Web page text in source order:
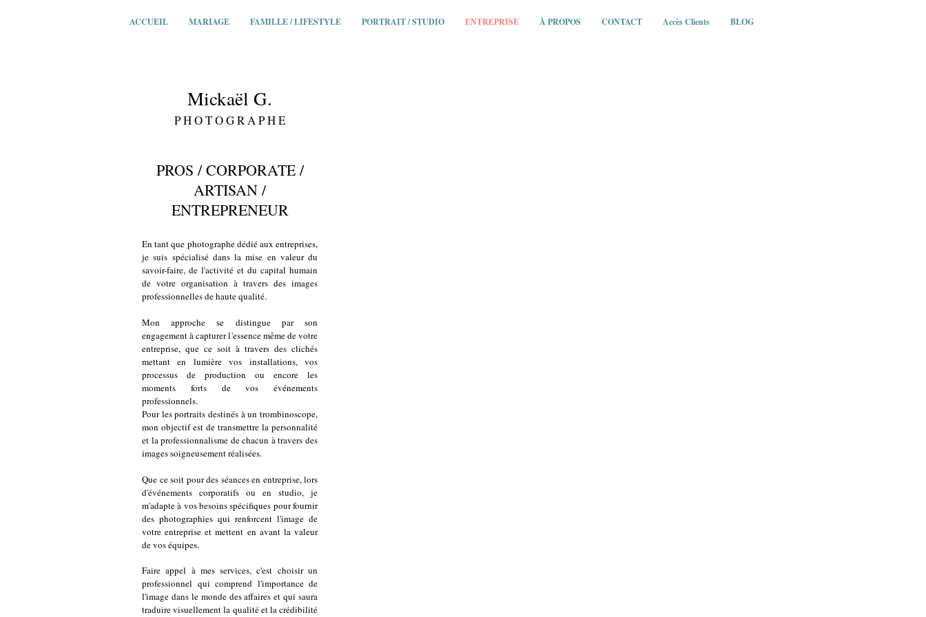
ACCUEIL MARIAGE FAMILLE / LIFESTYLE PORTRAIT / STUDIO ENTREPRISE À PROPOS CONTACT Accès Clients BLOG
Mickaël G.
P H O T O G R A P H E
PROS / CORPORATE /
ARTISAN /
ENTREPRENEUR
En tant que photographe dédié aux entreprises,
je suis spécialisé dans la mise en valeur du
savoir-faire, de l'activité et du capital humain
de votre organisation à travers des images
professionnelles de haute qualité.
Mon approche se distingue par son
engagement à capturer l'essence même de votre
entreprise, que ce soit à travers des clichés
mettant en lumière vos installations, vos
processus de production ou encore les
moments forts de vos événements
professionnels.
Pour les portraits destinés à un trombinoscope,
mon objectif est de transmettre la personnalité
et la professionnalisme de chacun à travers des
images soigneusement réalisées.
Que ce soit pour des séances en entreprise, lors
d'événements corporatifs ou en studio, je
m'adapte à vos besoins spécifiques pour fournir
des photographies qui renforcent l'image de
votre entreprise et mettent en avant la valeur
de vos équipes.
Faire appel à mes services, c'est choisir un
professionnel qui comprend l'importance de
l'image dans le monde des affaires et qui saura
traduire visuellement la qualité et la crédibilité